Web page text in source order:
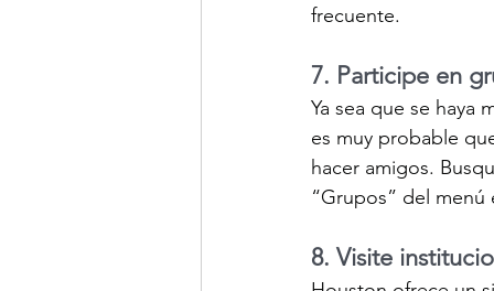
frecuente.
7. Participe en
Ya sea que se haya
es muy probable
hacer amigos.
“Grupos” del
8. Visite